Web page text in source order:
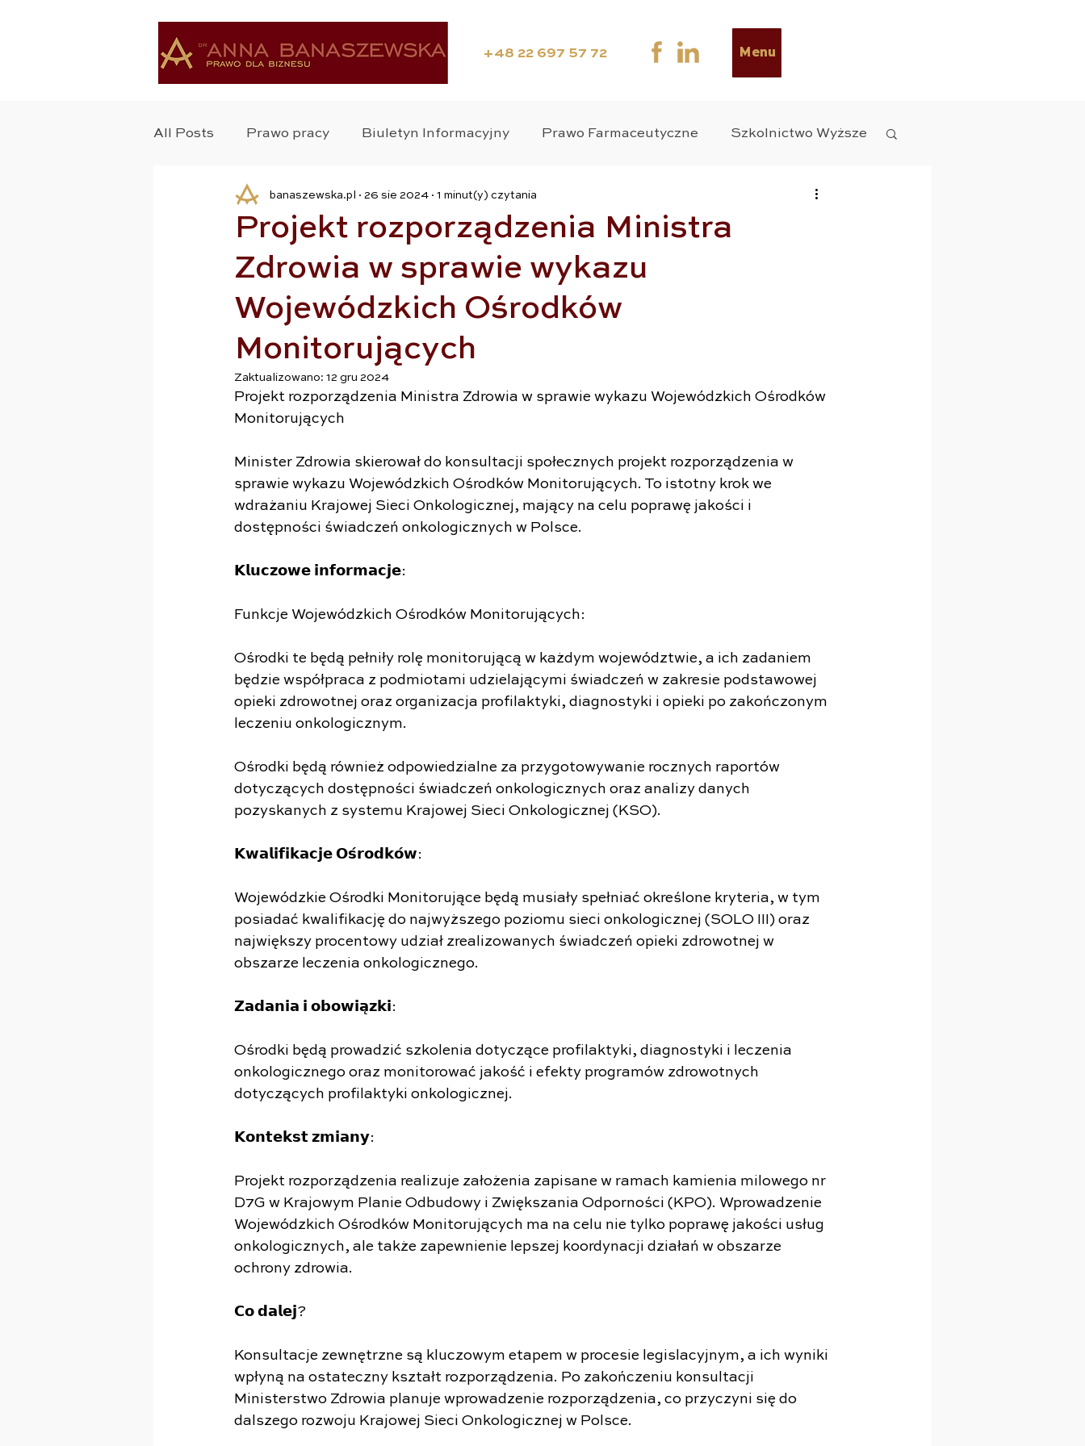
+48 22 697 57 72 Menu
All Posts Prawo pracy Biuletyn Informacyjny Prawo Farmaceutyczne Szkolnictwo Wyższe
Ochrona Zdrowia Badania Kliniczne Media ESG
Ochrona Danych Prawo Medyczne Zdrowie Publiczne Wyroby Medyczne
Zastrzyk Prawa
Projekt rozporządzenia Ministra
Zdrowia w sprawie wykazu
Wojewódzkich Ośrodków
Monitorujących
banaszewska.pl 26 sie 2024 1 minut(y) czytania
Zaktualizowano: 12 gru 2024
Projekt rozporządzenia Ministra Zdrowia w sprawie wykazu Wojewódzkich Ośrodków
Monitorujących
Minister Zdrowia skierował do konsultacji społecznych projekt rozporządzenia w
sprawie wykazu Wojewódzkich Ośrodków Monitorujących. To istotny krok we
wdrażaniu Krajowej Sieci Onkologicznej, mający na celu poprawę jakości i
dostępności świadczeń onkologicznych w Polsce.
𝗞𝗹𝘂𝗰𝘇𝗼𝘄𝗲 𝗶𝗻𝗳𝗼𝗿𝗺𝗮𝗰𝗷𝗲:
Funkcje Wojewódzkich Ośrodków Monitorujących:
Ośrodki te będą pełniły rolę monitorującą w każdym województwie, a ich zadaniem
będzie współpraca z podmiotami udzielającymi świadczeń w zakresie podstawowej
opieki zdrowotnej oraz organizacja profilaktyki, diagnostyki i opieki po zakończonym
leczeniu onkologicznym.
Ośrodki będą również odpowiedzialne za przygotowywanie rocznych raportów
dotyczących dostępności świadczeń onkologicznych oraz analizy danych
pozyskanych z systemu Krajowej Sieci Onkologicznej (KSO).
𝗞𝘄𝗮𝗹𝗶𝗳𝗶𝗸𝗮𝗰𝗷𝗲 𝗢𝘀́𝗿𝗼𝗱𝗸𝗼́𝘄:
Wojewódzkie Ośrodki Monitorujące będą musiały spełniać określone kryteria, w tym
posiadać kwalifikację do najwyższego poziomu sieci onkologicznej (SOLO III) oraz
największy procentowy udział zrealizowanych świadczeń opieki zdrowotnej w
obszarze leczenia onkologicznego.
𝗭𝗮𝗱𝗮𝗻𝗶𝗮 𝗶 𝗼𝗯𝗼𝘄𝗶𝗮̨𝘇𝗸𝗶:
Ośrodki będą prowadzić szkolenia dotyczące profilaktyki, diagnostyki i leczenia
onkologicznego oraz monitorować jakość i efekty programów zdrowotnych
dotyczących profilaktyki onkologicznej.
𝗞𝗼𝗻𝘁𝗲𝗸𝘀𝘁 𝘇𝗺𝗶𝗮𝗻𝘆:
Projekt rozporządzenia realizuje założenia zapisane w ramach kamienia milowego nr
D7G w Krajowym Planie Odbudowy i Zwiększania Odporności (KPO). Wprowadzenie
Wojewódzkich Ośrodków Monitorujących ma na celu nie tylko poprawę jakości usług
onkologicznych, ale także zapewnienie lepszej koordynacji działań w obszarze
ochrony zdrowia.
𝗖𝗼 𝗱𝗮𝗹𝗲𝗷?
Konsultacje zewnętrzne są kluczowym etapem w procesie legislacyjnym, a ich wyniki
wpłyną na ostateczny kształt rozporządzenia. Po zakończeniu konsultacji
Ministerstwo Zdrowia planuje wprowadzenie rozporządzenia, co przyczyni się do
dalszego rozwoju Krajowej Sieci Onkologicznej w Polsce.